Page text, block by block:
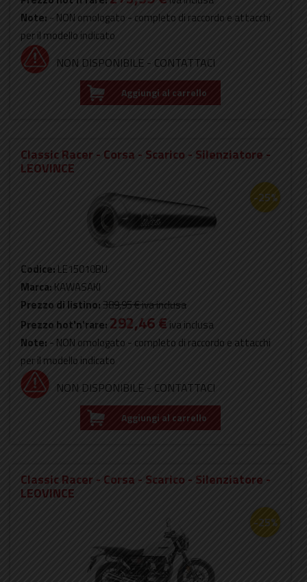
Note: - NON omologato - completo di raccordo e attacchi
per il modello indicato
NON DISPONIBILE - CONTATTACI
Aggiungi al carrello
Classic Racer - Corsa - Scarico - Silenziatore -
LEOVINCE
-25%
Codice: LE15010BU
Marca: KAWASAKI
Prezzo di listino:389,95 €iva inclusa
Prezzo hot'n'rare: 292,46 € iva inclusa
Note: - NON omologato - completo di raccordo e attacchi
per il modello indicato
NON DISPONIBILE - CONTATTACI
Aggiungi al carrello
Classic Racer - Corsa - Scarico - Silenziatore -
LEOVINCE
-25%